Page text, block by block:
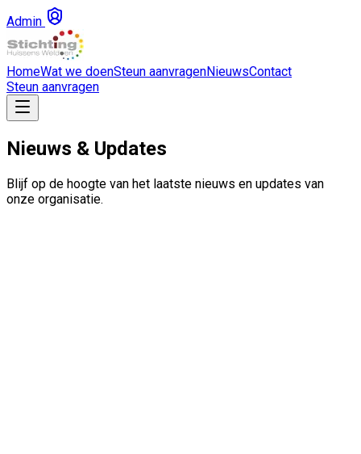
Admin
HomeWat we doenSteun aanvragenNieuwsContact
Steun aanvragen
Nieuws & Updates
Blijf op de hoogte van het laatste nieuws en updates van
onze organisatie.